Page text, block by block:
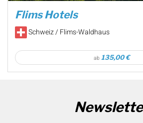
Flims Hotels
Schweiz / Flims-Waldhaus
ab 135,00 €